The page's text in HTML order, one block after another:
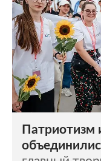
Патриотизм